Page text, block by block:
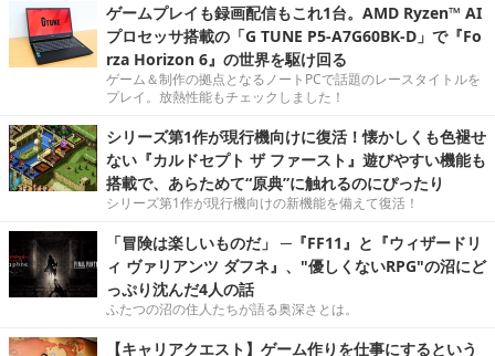
ゲームプレイも録画配信もこれ1台。AMD Ryzen™ AI
プロセッサ搭載の「G TUNE P5-A7G60BK-D」で『Fo
rza Horizon 6』の世界を駆け回る
ゲーム＆制作の拠点となるノートPCで話題のレースタイトルを
プレイ。放熱性能もチェックしました！
シリーズ第1作が現行機向けに復活！懐かしくも色褪せ
ない『カルドセプト ザ ファースト』遊びやすい機能も
搭載で、あらためて“原典”に触れるのにぴったり
シリーズ第1作が現行機向けの新機能を備えて復活！
「冒険は楽しいものだ」 ─『FF11』と『ウィザードリ
ィ ヴァリアンツ ダフネ』、"優しくないRPG"の沼にど
っぷり沈んだ4人の話
ふたつの沼の住人たちが語る奥深さとは。
【キャリアクエスト】ゲーム作りを仕事にするという